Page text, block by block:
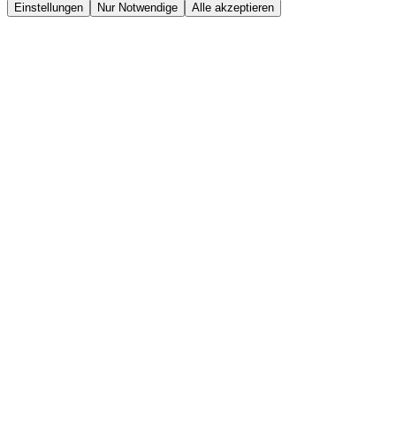
Einstellungen Nur Notwendige Alle akzeptieren